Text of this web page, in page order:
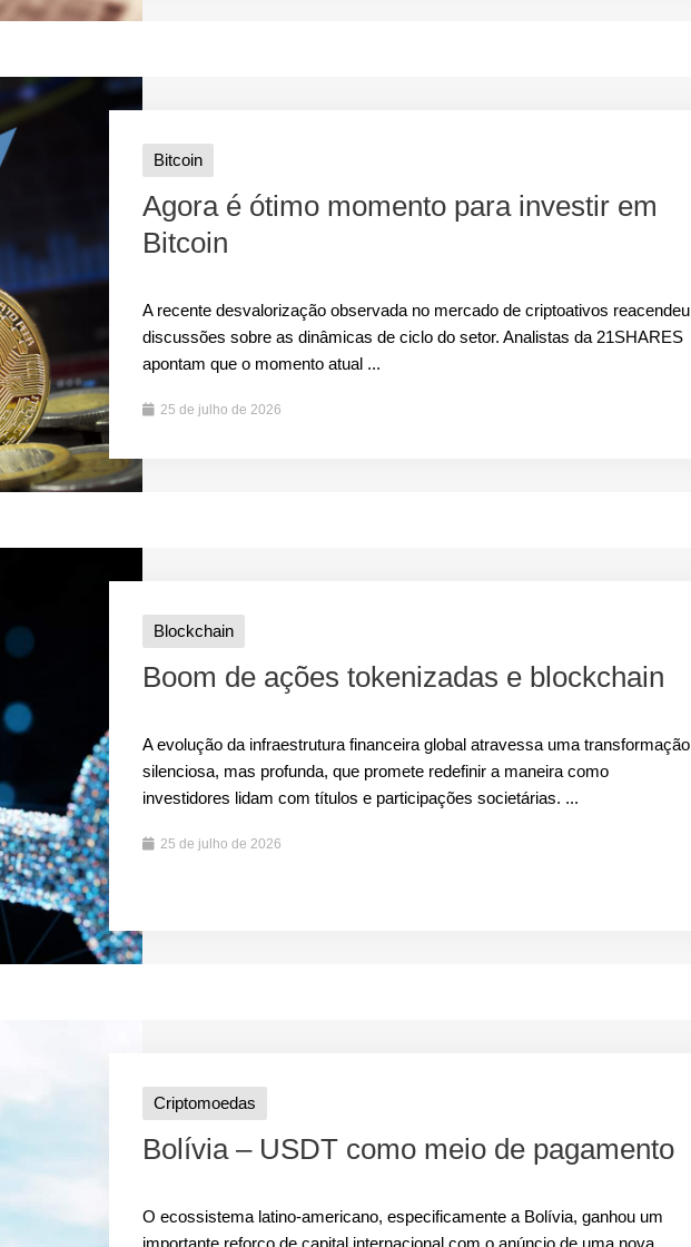
Bitcoin
Agora é ótimo momento para investir em
Bitcoin
A recente desvalorização observada no mercado de criptoativos reacendeu
discussões sobre as dinâmicas de ciclo do setor. Analistas da 21SHARES
apontam que o momento atual ...
25 de julho de 2026
Blockchain
Boom de ações tokenizadas e blockchain
A evolução da infraestrutura financeira global atravessa uma transformação
silenciosa, mas profunda, que promete redefinir a maneira como
investidores lidam com títulos e participações societárias. ...
25 de julho de 2026
Criptomoedas
Bolívia – USDT como meio de pagamento
O ecossistema latino-americano, especificamente a Bolívia, ganhou um
importante reforço de capital internacional com o anúncio de uma nova